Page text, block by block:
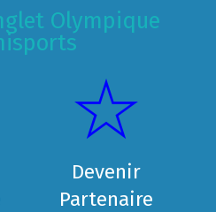
Olympique
Devenir
Partenaire